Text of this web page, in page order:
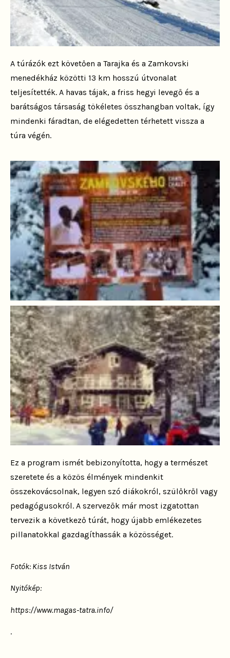
A túrázók ezt követően a Tarajka és a Zamkovski
menedékház közötti 13 km hosszú útvonalat
teljesítették. A havas tájak, a friss hegyi levegő és a
barátságos társaság tökéletes összhangban voltak, így
mindenki fáradtan, de elégedetten térhetett vissza a
túra végén.
Ez a program ismét bebizonyította, hogy a természet
szeretete és a közös élmények mindenkit
összekovácsolnak, legyen szó diákokról, szülőkről vagy
pedagógusokról. A szervezők már most izgatottan
tervezik a következő túrát, hogy újabb emlékezetes
pillanatokkal gazdagíthassák a közösséget.
Fotók: Kiss István
Nyitókép:
https://www.magas-tatra.info/
.